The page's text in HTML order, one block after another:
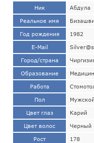
Ник Абдула
Реальное имя
Год рождения 1982
E-Mail
Город/страна
Образование
Работа
Пол Мужской
Цвет глаз Карий
Цвет волос Черный
Рост 178